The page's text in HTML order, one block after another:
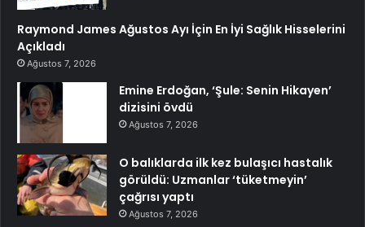
Raymond James Ağustos Ayı İçin En İyi Sağlık Hisselerini
Açıkladı
Ağustos 7, 2026
Emine Erdoğan, ‘Şule: Senin Hikayen’
dizisini övdü
Ağustos 7, 2026
O balıklarda ilk kez bulaşıcı hastalık
görüldü: Uzmanlar ‘tüketmeyin’
çağrısı yaptı
Ağustos 7, 2026